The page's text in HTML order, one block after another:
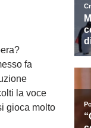
fa
la voce
gioca molto